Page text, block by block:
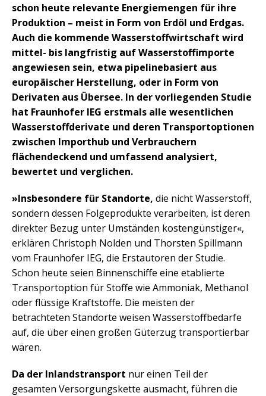
schon heute relevante Energiemengen für ihre
Produktion – meist in Form von Erdöl und Erdgas.
Auch die kommende Wasserstoffwirtschaft wird
mittel- bis langfristig auf Wasserstoffimporte
angewiesen sein, etwa pipelinebasiert aus
europäischer Herstellung, oder in Form von
Derivaten aus Übersee. In der vorliegenden Studie
hat Fraunhofer IEG erstmals alle wesentlichen
Wasserstoffderivate und deren Transportoptionen
zwischen Importhub und Verbrauchern
flächendeckend und umfassend analysiert,
bewertet und verglichen.
»Insbesondere für Standorte, die nicht Wasserstoff,
sondern dessen Folgeprodukte verarbeiten, ist deren
direkter Bezug unter Umständen kostengünstiger«,
erklären Christoph Nolden und Thorsten Spillmann
vom Fraunhofer IEG, die Erstautoren der Studie.
Schon heute seien Binnenschiffe eine etablierte
Transportoption für Stoffe wie Ammoniak, Methanol
oder flüssige Kraftstoffe. Die meisten der
betrachteten Standorte weisen Wasserstoffbedarfe
auf, die über einen großen Güterzug transportierbar
wären.
Da der Inlandstransport nur einen Teil der
gesamten Versorgungskette ausmacht, führen die